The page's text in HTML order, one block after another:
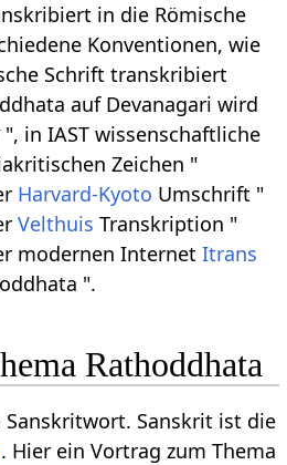
in die Römische
Konventionen, wie
Schrift transkribiert
auf Devanagari wird
", in IAST wissenschaftliche
Zeichen "
Harvard-Kyoto Umschrift "
Velthuis Transkription "
modernen InternetItrans
".
Rathoddhata
Sanskrit ist die
. Hier ein Vortrag zum Thema